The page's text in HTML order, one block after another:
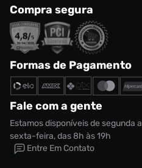
Compra segura
Formas de Pagamento
Fale com a gente
Estamos disponíveis de segunda a
sexta-feira, das 8h às 19h
Entre Em Contato